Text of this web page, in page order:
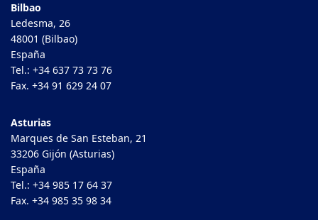
Bilbao
Ledesma, 26
48001 (Bilbao)
España
Tel.: +34 637 73 73 76
Fax. +34 91 629 24 07
Asturias
Marques de San Esteban, 21
33206 Gijón (Asturias)
España
Tel.: +34 985 17 64 37
Fax. +34 985 35 98 34